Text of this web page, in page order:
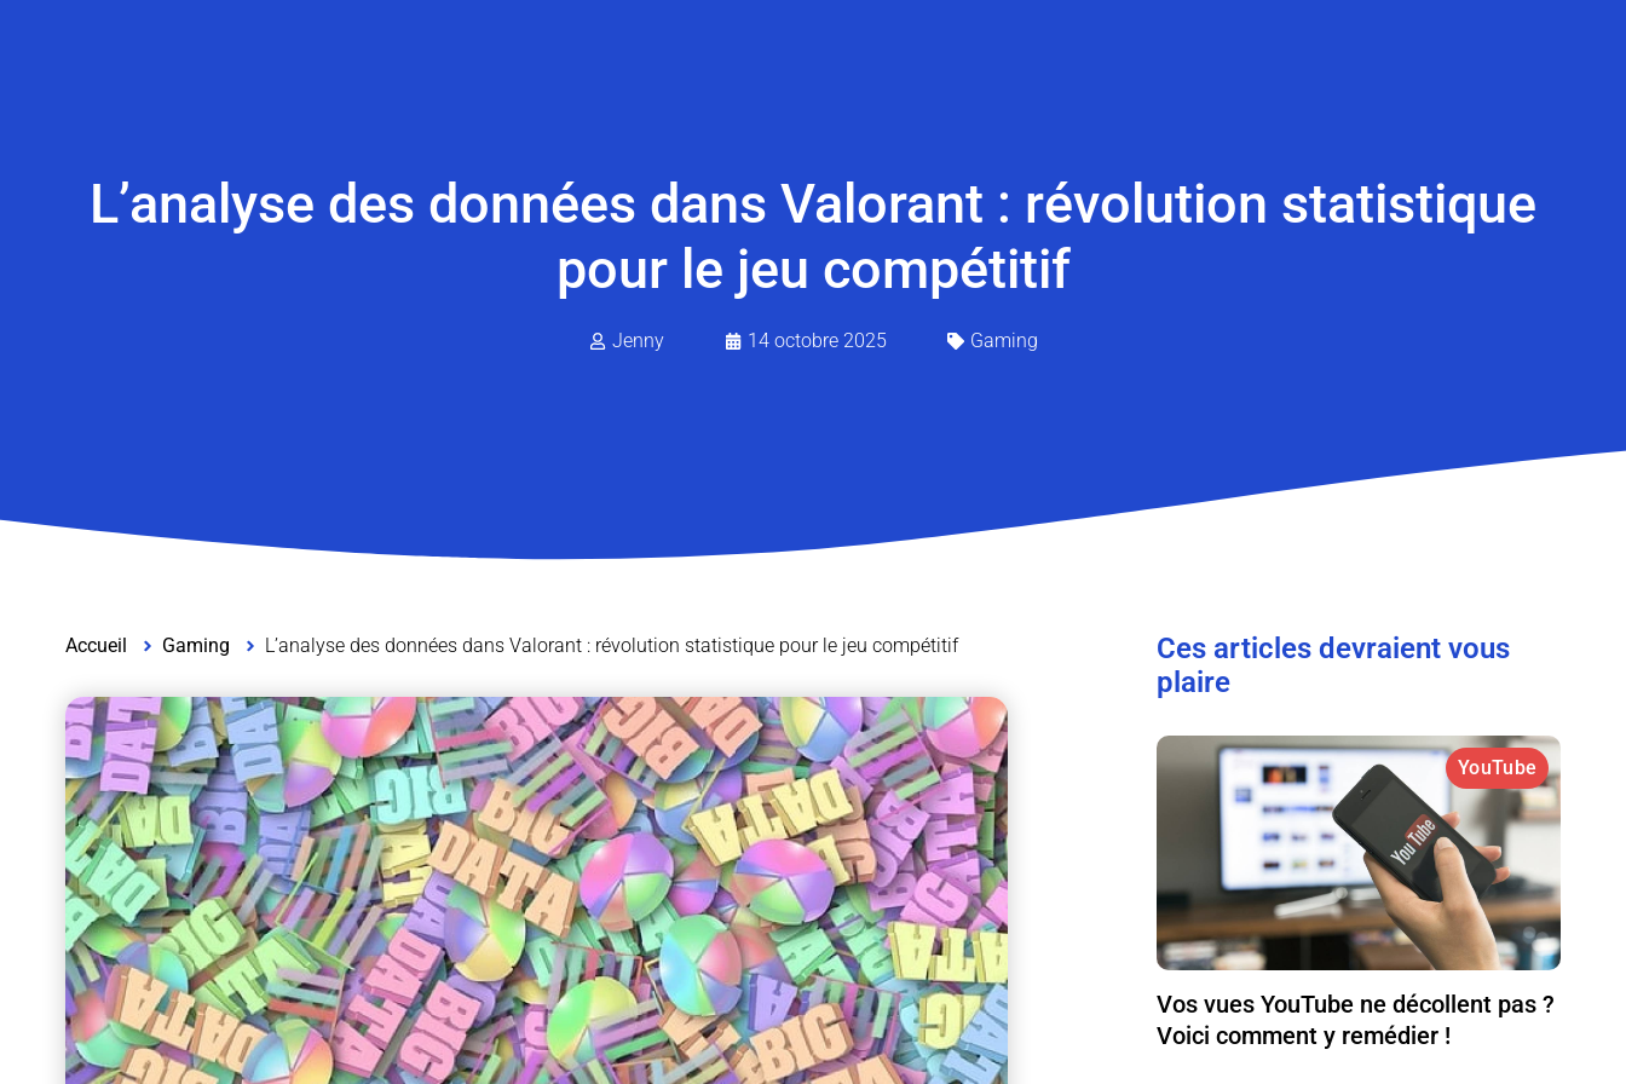
L’analyse des données dans Valorant : révolution statistique
pour le jeu compétitif
Jenny 14 octobre 2025 Gaming
Accueil Gaming L’analyse des données dans Valorant : révolution statistique pour le jeu compétitif
Ces articles devraient vous
plaire
YouTube
Vos vues YouTube ne décollent pas ?
Voici comment y remédier !